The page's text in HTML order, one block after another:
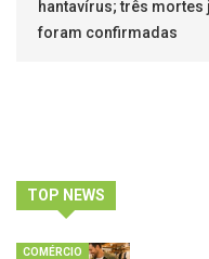
hantavírus; três mortes
foram confirmadas
TOP NEWS
COMÉRCIO